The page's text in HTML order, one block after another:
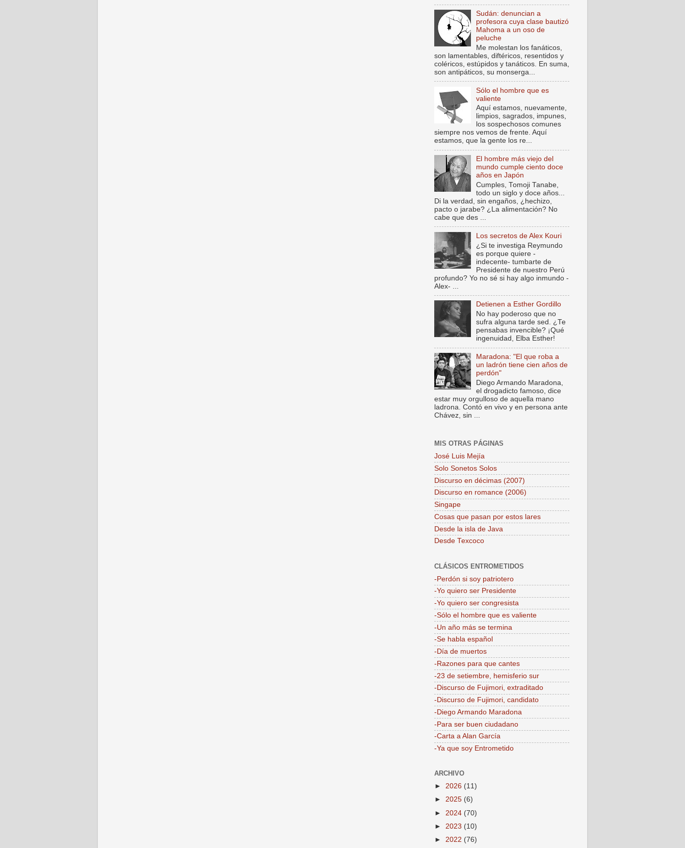
Sudán: denuncian a
profesora cuya clase bautizó
Mahoma a un oso de
peluche
Me molestan los fanáticos,
son lamentables, diftéricos, resentidos y
coléricos, estúpidos y tanáticos. En suma,
son antipáticos, su monserga...
Sólo el hombre que es
valiente
Aquí estamos, nuevamente,
limpios, sagrados, impunes,
los sospechosos comunes
siempre nos vemos de frente. Aquí
estamos, que la gente los re...
El hombre más viejo del
mundo cumple ciento doce
años en Japón
Cumples, Tomoji Tanabe,
todo un siglo y doce años...
Di la verdad, sin engaños, ¿hechizo,
pacto o jarabe? ¿La alimentación? No
cabe que des ...
Los secretos de Alex Kouri
¿Si te investiga Reymundo
es porque quiere -
indecente- tumbarte de
Presidente de nuestro Perú
profundo? Yo no sé si hay algo inmundo -
Alex- ...
Detienen a Esther Gordillo
No hay poderoso que no
sufra alguna tarde sed. ¿Te
pensabas invencible? ¡Qué
ingenuidad, Elba Esther!
Maradona: "El que roba a
un ladrón tiene cien años de
perdón"
Diego Armando Maradona,
el drogadicto famoso, dice
estar muy orgulloso de aquella mano
ladrona. Contó en vivo y en persona ante
Chávez, sin ...
MIS OTRAS PÁGINAS
José Luis Mejía
Solo Sonetos Solos
Discurso en décimas (2007)
Discurso en romance (2006)
Singape
Cosas que pasan por estos lares
Desde la isla de Java
Desde Texcoco
CLÁSICOS ENTROMETIDOS
-Perdón si soy patriotero
-Yo quiero ser Presidente
-Yo quiero ser congresista
-Sólo el hombre que es valiente
-Un año más se termina
-Se habla español
-Día de muertos
-Razones para que cantes
-23 de setiembre, hemisferio sur
-Discurso de Fujimori, extraditado
-Discurso de Fujimori, candidato
-Diego Armando Maradona
-Para ser buen ciudadano
-Carta a Alan García
-Ya que soy Entrometido
ARCHIVO
► 2026 (11)
► 2025 (6)
► 2024 (70)
► 2023 (10)
► 2022 (76)